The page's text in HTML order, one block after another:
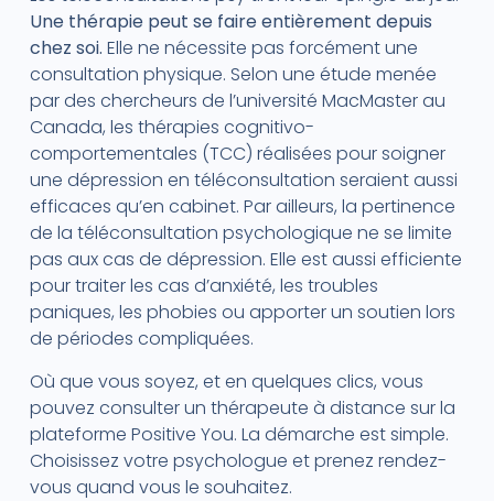
Une thérapie peut se faire entièrement depuis
chez soi. Elle ne nécessite pas forcément une
consultation physique. Selon une étude menée
par des chercheurs de l’université MacMaster au
Canada, les thérapies cognitivo-
comportementales (TCC) réalisées pour soigner
une dépression en téléconsultation seraient aussi
efficaces qu’en cabinet. Par ailleurs, la pertinence
de la téléconsultation psychologique ne se limite
pas aux cas de dépression. Elle est aussi efficiente
pour traiter les cas d’anxiété, les troubles
paniques, les phobies ou apporter un soutien lors
de périodes compliquées.
Où que vous soyez, et en quelques clics, vous
pouvez consulter un thérapeute à distance sur la
plateforme Positive You. La démarche est simple.
Choisissez votre psychologue et prenez rendez-
vous quand vous le souhaitez.